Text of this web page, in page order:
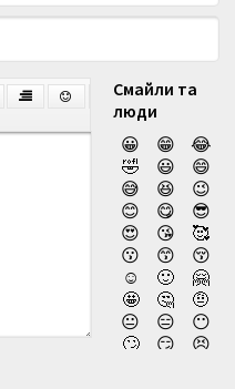
Смайли та
люди
😀
😁
😂
🤣
😃
😄
😅
😆
😉
😊
😋
😎
😍
😘
🥰
😗
😙
😚
☺️
🙂
🤗
🤩
🤔
🤨
😐
😑
😶
🙄
😏
😣